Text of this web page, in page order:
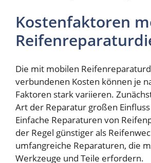
Kostenfaktoren
Die mit mobilen
verbundenen Kosten können je
Faktoren stark variieren.
Art der Reparatur großen
Einfache Reparaturen von
der Regel günstiger als
umfangreiche Reparaturen, die
Werkzeuge und Teile erfordern.